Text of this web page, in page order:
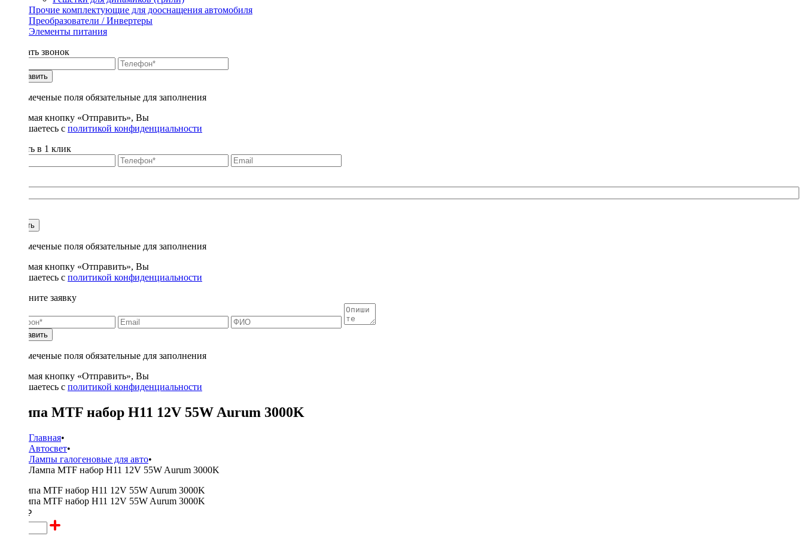
Прочие комплектующие для дооснащения автомобиля
Преобразователи / Инвертеры
Элементы питания
Заказать звонок
Отправить
* - отмеченые поля обязательные для заполнения
Нажимая кнопку «Отправить», Вы
соглашаетесь с политикой конфиденциальности
Купить в 1 клик
Купить
* - отмеченые поля обязательные для заполнения
Нажимая кнопку «Отправить», Вы
соглашаетесь с политикой конфиденциальности
Заполните заявку
Отправить
* - отмеченые поля обязательные для заполнения
Нажимая кнопку «Отправить», Вы
соглашаетесь с политикой конфиденциальности
Лампа MTF набор H11 12V 55W Aurum 3000K
Главная•
Автосвет•
Лампы галогеновые для авто•
Лампа MTF набор H11 12V 55W Aurum 3000K
1650 ₽